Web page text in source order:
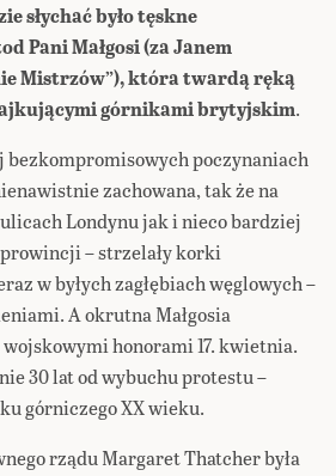
słychać było tęskne
Pani Małgosi (za Janem
Mistrzów”), która twardą ręką
górnikami brytyjskim.
bezkompromisowych poczynaniach
zachowana, tak że na
Londynu jak i nieco bardziej
– strzelały korki
w byłych zagłębiach węglowych –
A okrutna Małgosia
honorami 17. kwietnia.
30 lat od wybuchu protestu –
górniczego XX wieku.
rządu Margaret Thatcher była